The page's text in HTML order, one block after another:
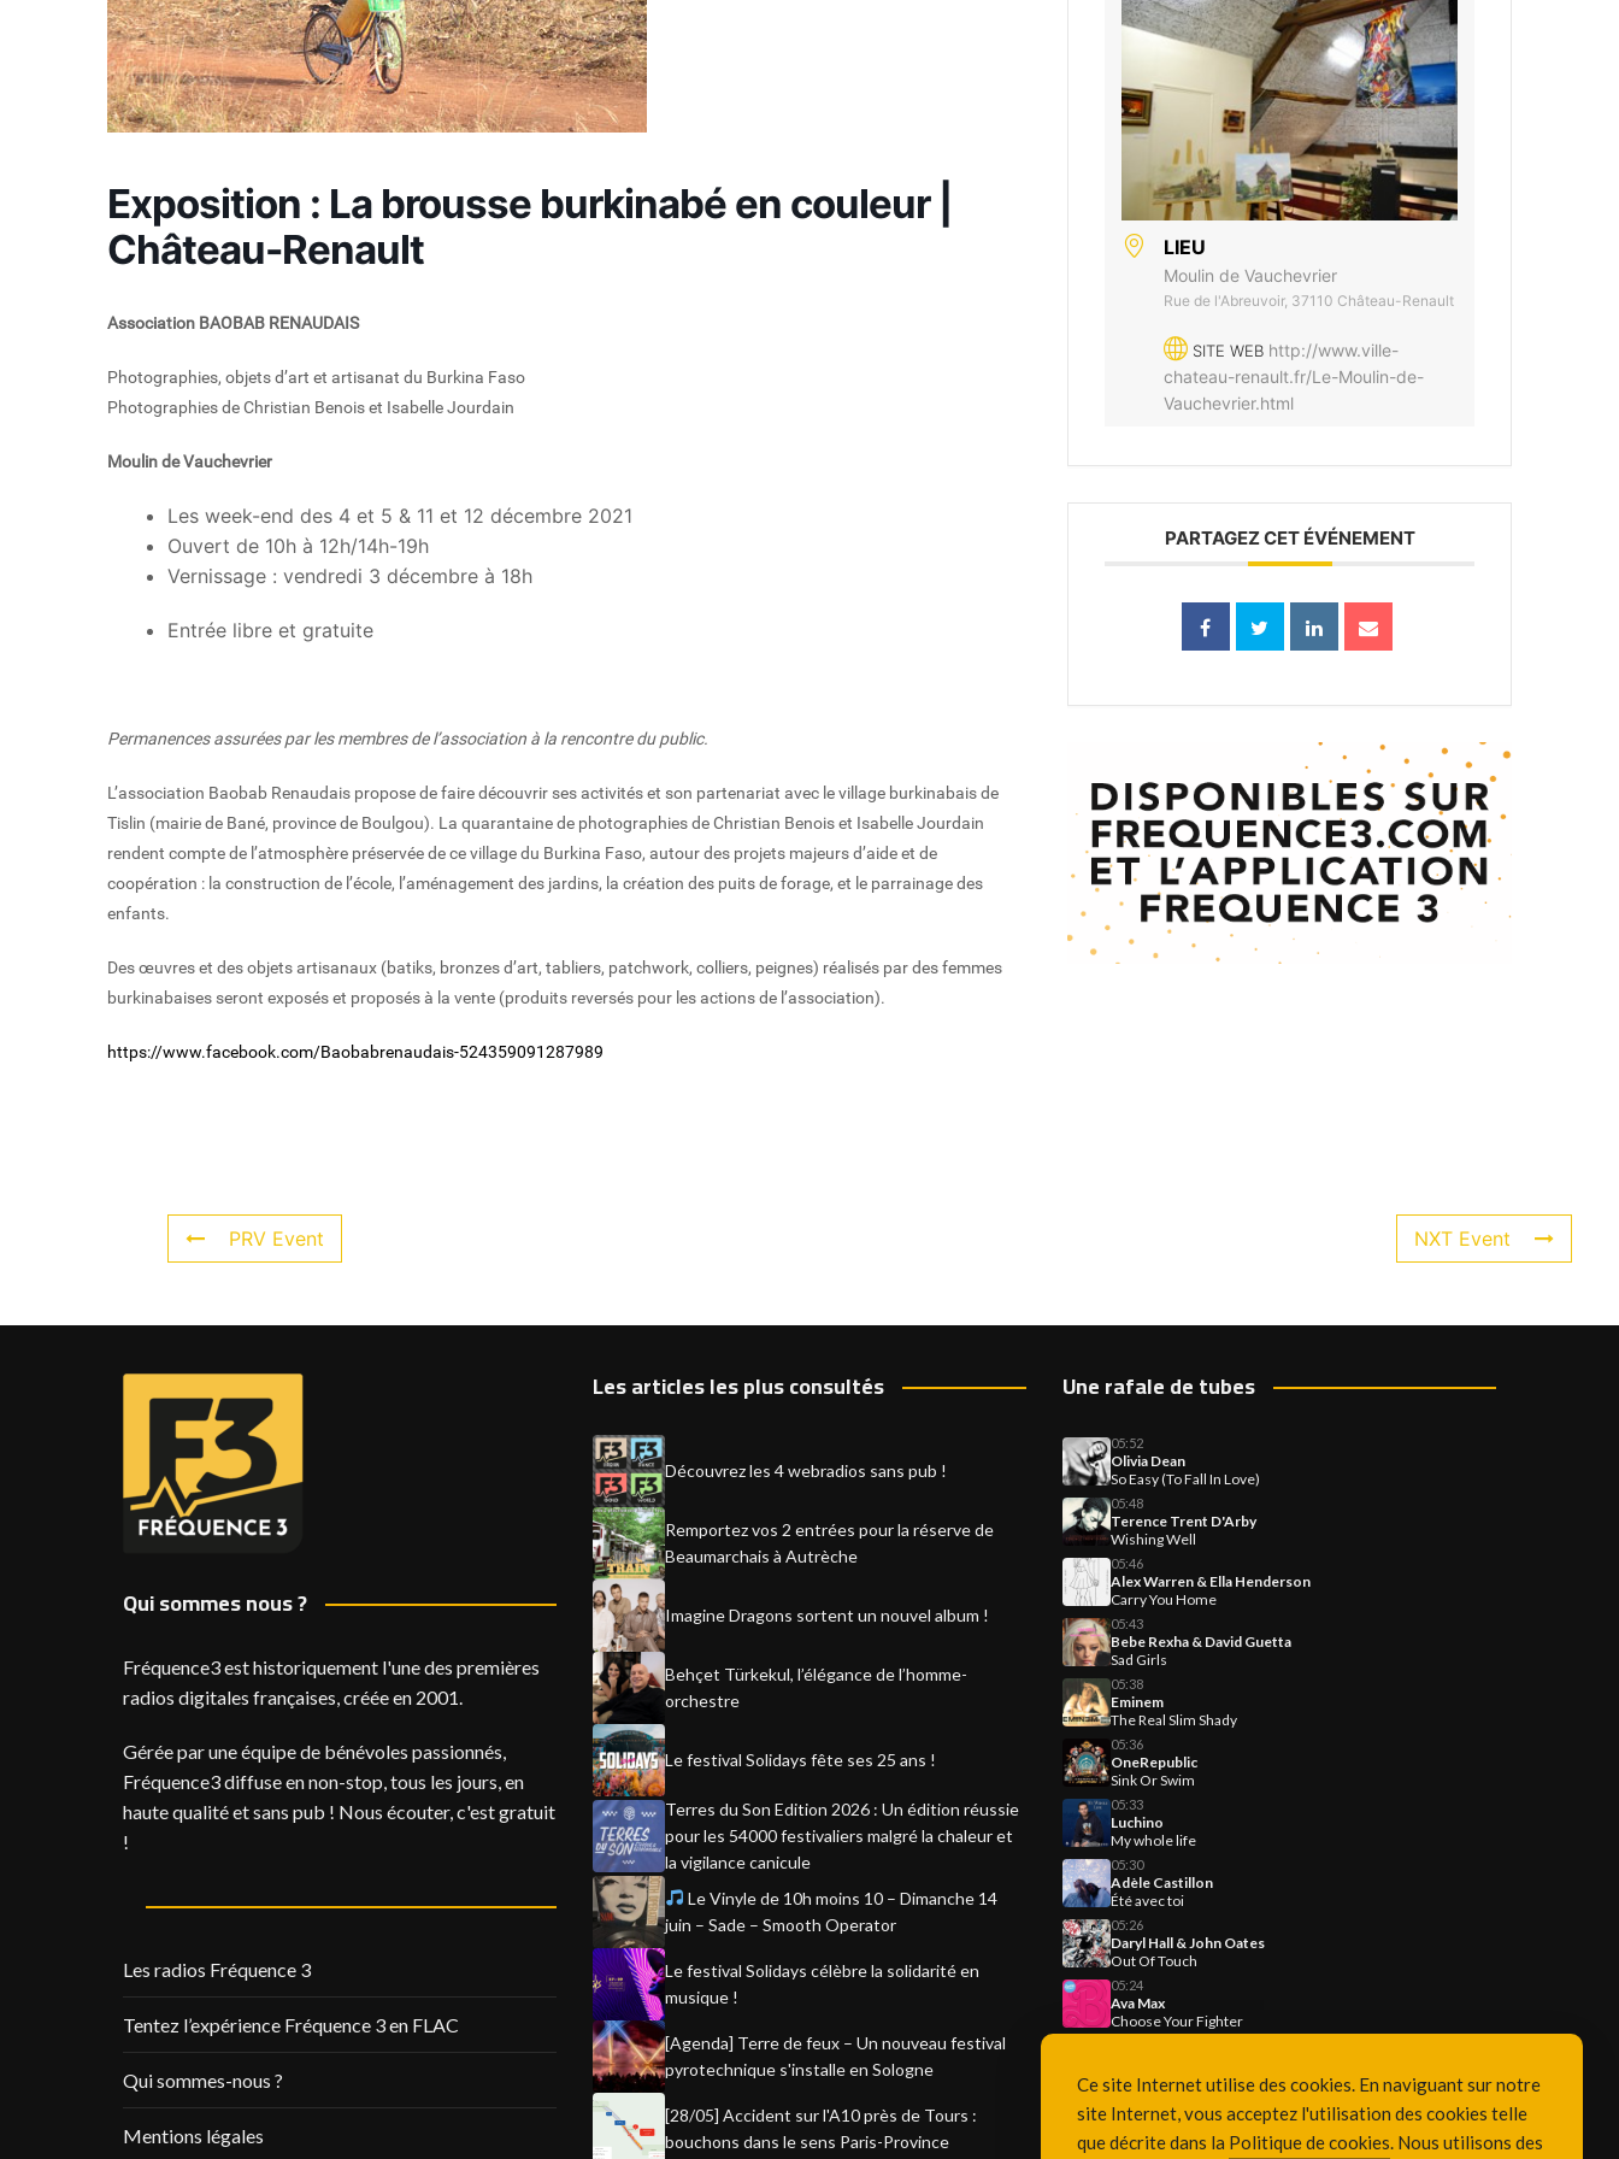
Exposition : La brousse burkinabé en couleur |
Château-Renault
Association BAOBAB RENAUDAIS
Photographies, objets d’art et artisanat du Burkina Faso
Photographies de Christian Benois et Isabelle Jourdain
Moulin de Vauchevrier
Les week-end des 4 et 5 & 11 et 12 décembre 2021
Ouvert de 10h à 12h/14h-19h
Vernissage : vendredi 3 décembre à 18h
Entrée libre et gratuite
Permanences assurées par les membres de l’association à la rencontre du public.
L’association Baobab Renaudais propose de faire découvrir ses activités et son partenariat avec le village burkinabais de
Tislin (mairie de Bané, province de Boulgou). La quarantaine de photographies de Christian Benois et Isabelle Jourdain
rendent compte de l’atmosphère préservée de ce village du Burkina Faso, autour des projets majeurs d’aide et de
coopération : la construction de l’école, l’aménagement des jardins, la création des puits de forage, et le parrainage des
enfants.
Des œuvres et des objets artisanaux (batiks, bronzes d’art, tabliers, patchwork, colliers, peignes) réalisés par des femmes
burkinabaises seront exposés et proposés à la vente (produits reversés pour les actions de l’association).
https://www.facebook.com/Baobabrenaudais-524359091287989
LIEU
Moulin de Vauchevrier
Rue de l'Abreuvoir, 37110 Château-Renault
SITE WEB http://www.ville-
chateau-renault.fr/Le-Moulin-de-
Vauchevrier.html
PARTAGEZ CET ÉVÉNEMENT
PRV Event NXT Event
Qui sommes nous ?
Fréquence3 est historiquement l'une des premières
radios digitales françaises, créée en 2001.
Gérée par une équipe de bénévoles passionnés,
Fréquence3 diffuse en non-stop, tous les jours, en
haute qualité et sans pub ! Nous écouter, c'est gratuit
!
Les radios Fréquence 3
Tentez l’expérience Fréquence 3 en FLAC
Qui sommes-nous ?
Mentions légales
Les articles les plus consultés
Découvrez les 4 webradios sans pub !
Remportez vos 2 entrées pour la réserve de
Beaumarchais à Autrèche
Imagine Dragons sortent un nouvel album !
Behçet Türkekul, l’élégance de l’homme-
orchestre
Le festival Solidays fête ses 25 ans !
Terres du Son Edition 2026 : Un édition réussie
pour les 54000 festivaliers malgré la chaleur et
la vigilance canicule
Le Vinyle de 10h moins 10 – Dimanche 14
juin – Sade – Smooth Operator
Le festival Solidays célèbre la solidarité en
musique !
[Agenda] Terre de feux – Un nouveau festival
pyrotechnique s'installe en Sologne
[28/05] Accident sur l'A10 près de Tours :
bouchons dans le sens Paris-Province
Une rafale de tubes
05:52
Olivia Dean
So Easy (To Fall In Love)
05:48
Terence Trent D'Arby
Wishing Well
05:46
Alex Warren & Ella Henderson
Carry You Home
05:43
Bebe Rexha & David Guetta
Sad Girls
05:38
Eminem
The Real Slim Shady
05:36
OneRepublic
Sink Or Swim
05:33
Luchino
My whole life
05:30
Adèle Castillon
Été avec toi
05:26
Daryl Hall & John Oates
Out Of Touch
05:24
Ava Max
Choose Your Fighter
Ce site Internet utilise des cookies. En naviguant sur notre
site Internet, vous acceptez l'utilisation des cookies telle
que décrite dans la Politique de cookies. Nous utilisons des